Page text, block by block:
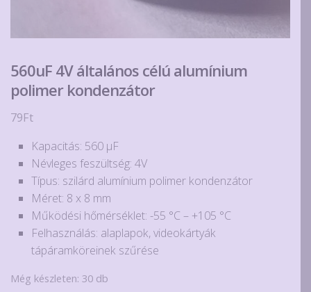
560uF 4V általános célú alumínium
polimer kondenzátor
79Ft
Kapacitás: 560 µF
Névleges feszültség: 4V
Típus: szilárd alumínium polimer kondenzátor
Méret: 8 x 8 mm
Működési hőmérséklet: -55 °C – +105 °C
Felhasználás: alaplapok, videokártyák
tápáramköreinek szűrése
Még készleten: 30 db